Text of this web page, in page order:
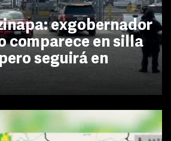
exgobernador
comparece en silla
seguirá en